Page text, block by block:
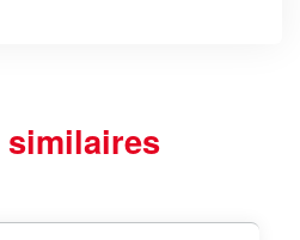
similaires